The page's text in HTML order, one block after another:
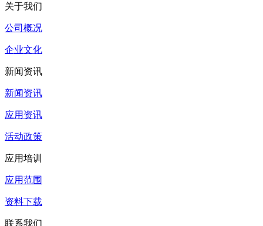
关于我们
公司概况
企业文化
新闻资讯
新闻资讯
应用资讯
活动政策
应用培训
应用范围
资料下载
联系我们